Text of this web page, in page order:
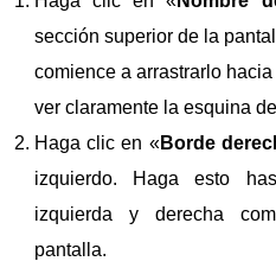
sección superior de la
comience a arrastrarlo
ver claramente la esquina
Haga clic en «Borde
izquierdo. Haga esto
izquierda y derecha
pantalla.